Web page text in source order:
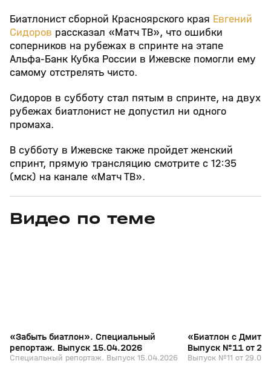
Биатлонист сборной Красноярского края Евгений
Сидоров рассказал «Матч ТВ», что ошибки
соперников на рубежах в спринте на этапе
Альфа‑Банк Кубка России в Ижевске помогли ему
самому отстрелять чисто.
Сидоров в субботу стал пятым в спринте, на двух
рубежах биатлонист не допустил ни одного
промаха.
В субботу в Ижевске также пройдет женский
спринт, прямую трансляцию смотрите с 12:35
(мск) на канале «Матч ТВ».
Видео по теме
15 апр, 13:09
«Забыть биатлон». Специальный
репортаж. Выпуск 15.04.2026
Специальный репортаж. Выпуск 15.04.2026
«Биатлон с
Выпуск №11 от
Выпуск №11 от